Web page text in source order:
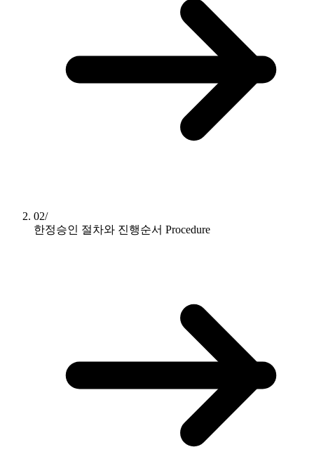
02/
한정승인 절차와 진행순서 Procedure